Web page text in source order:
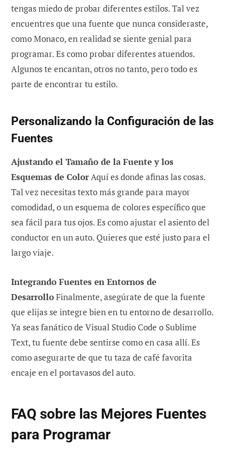
tengas miedo de probar diferentes estilos. Tal vez
encuentres que una fuente que nunca consideraste,
como Monaco, en realidad se siente genial para
programar. Es como probar diferentes atuendos.
Algunos te encantan, otros no tanto, pero todo es
parte de encontrar tu estilo.
Personalizando la Configuración de las
Fuentes
Ajustando el Tamaño de la Fuente y los
Esquemas de ColorAquí es donde afinas las cosas.
Tal vez necesitas texto más grande para mayor
comodidad, o un esquema de colores específico que
sea fácil para tus ojos. Es como ajustar el asiento del
conductor en un auto. Quieres que esté justo para el
largo viaje.
Integrando Fuentes en Entornos de
DesarrolloFinalmente, asegúrate de que la fuente
que elijas se integre bien en tu entorno de desarrollo.
Ya seas fanático de Visual Studio Code o Sublime
Text, tu fuente debe sentirse como en casa allí. Es
como asegurarte de que tu taza de café favorita
encaje en el portavasos del auto.
FAQ sobre las Mejores Fuentes
para Programar